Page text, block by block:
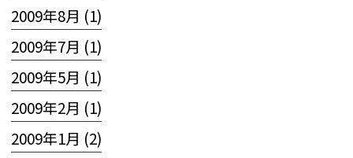
2009年8月 (1)
2009年7月 (1)
2009年5月 (1)
2009年2月 (1)
2009年1月 (2)